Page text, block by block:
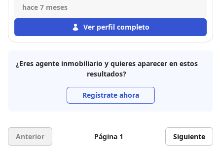
equivoque. La venta del piso se realizo con las
ocupó de todos los tramites necesarios algo que
tengo que agradecer ya que por residir en el
profesión y por eso le deso mucha suerte porque se
hace 7 meses
Ver perfil completo
¿Eres agente inmobiliario y quieres aparecer en estos
resultados?
Regístrate ahora
Anterior Página 1 Siguiente